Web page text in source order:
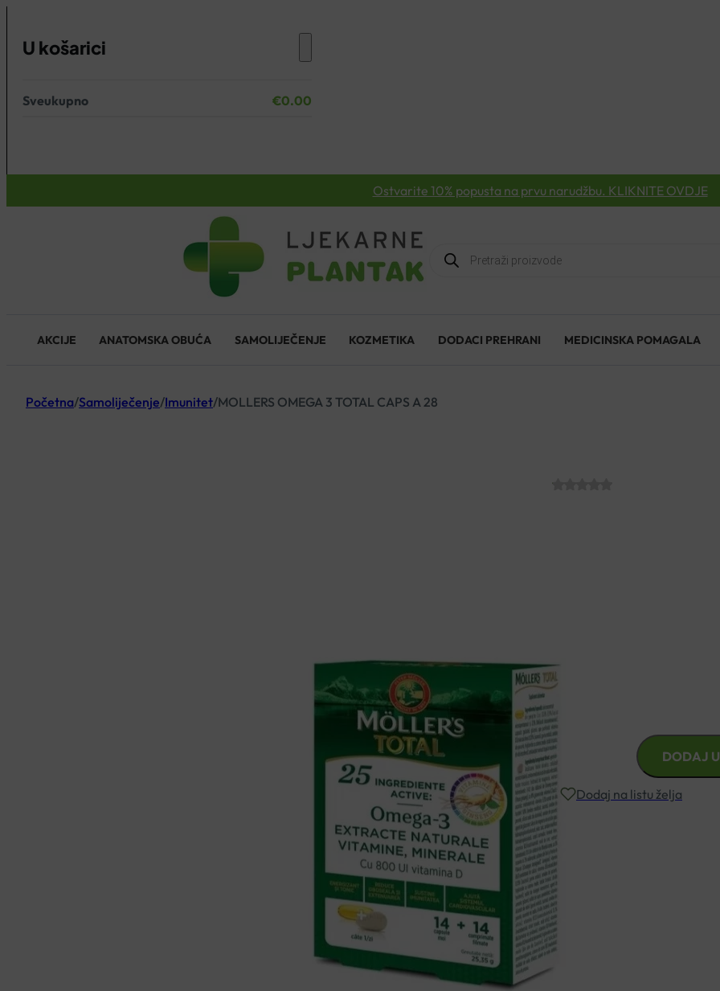
U košarici
Nema proizvoda u košarici.
Sveukupno €0.00
Ostvarite 10% popusta na prvu narudžbu. KLIKNITE OVDJE
Products
search
AKCIJE ANATOMSKA OBUĆA SAMOLIJEČENJE KOZMETIKA DODACI PREHRANI MEDICINSKA POMAGALA
Početna/Samoliječenje/Imunitet/MOLLERS OMEGA 3 TOTAL CAPS A 28
dugotrajnih razdoblja
MOLLERS
OMEGA
3
TOTAL
CAPS
A
28
količina
DODAJ
Dodaj na listu želja